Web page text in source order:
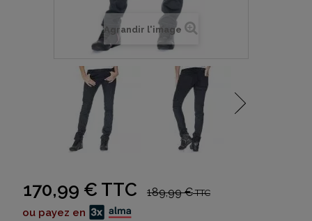
Agrandir l'image
170,99 € TTC 189,99 €TTC
ou payez en